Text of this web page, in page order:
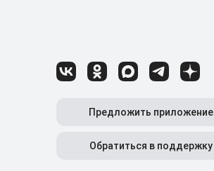
Предложить приложение
Обратиться в поддержку